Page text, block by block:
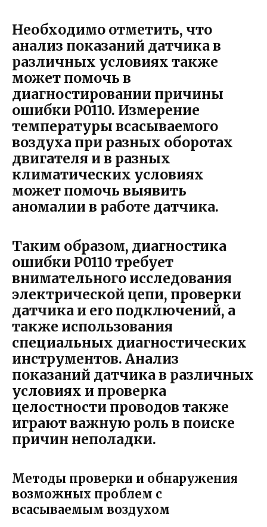
Необходимо отметить, что
анализ показаний датчика в
различных условиях также
может помочь в
диагностировании причины
ошибки P0110. Измерение
температуры всасываемого
воздуха при разных оборотах
двигателя и в разных
климатических условиях
может помочь выявить
аномалии в работе датчика.
Таким образом, диагностика
ошибки P0110 требует
внимательного исследования
электрической цепи, проверки
датчика и его подключений, а
также использования
специальных диагностических
инструментов. Анализ
показаний датчика в различных
условиях и проверка
целостности проводов также
играют важную роль в поиске
причин неполадки.
Методы проверки и обнаружения
возможных проблем с
всасываемым воздухом